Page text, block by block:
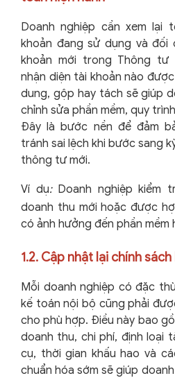
Doanh nghiệp cần xem lại
khoản đang sử dụng và đối
khoản mới trong Thông tư
nhận diện tài khoản nào
dung, gộp hay tách sẽ giúp
chỉnh sửa phần mềm, quy
Đây là bước nền để đảm
tránh sai lệch khi bước sang
thông tư mới.
Ví dụ:Doanh nghiệp kiểm
doanh thu mới hoặc được
có ảnh hưởng đến phần mềm
1.2. Cập nhật lại chính
Mỗi doanh nghiệp có đặc
kế toán nội bộ cũng phải
cho phù hợp. Điều này bao
doanh thu, chi phí, định loại
cụ, thời gian khấu hao và
chuẩn hóa sớm sẽ giúp